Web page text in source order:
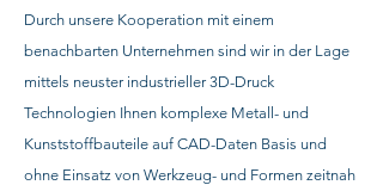
Durch unsere Kooperation mit einem
benachbarten Unternehmen sind wir in der Lage
mittels neuster industrieller 3D-Druck
Technologien Ihnen komplexe Metall- und
Kunststoffbauteile auf CAD-Daten Basis und
ohne Einsatz von Werkzeug- und Formen zeitnah